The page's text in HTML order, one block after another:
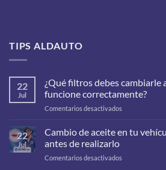
TIPS ALDAUTO
22
Jul
¿Qué filtros debes cambiarle
funcione correctamente?
Comentarios desactivados
filtros
a
22
Jul
Cambio de aceite en tu
antes de realizarlo
Comentarios desactivados